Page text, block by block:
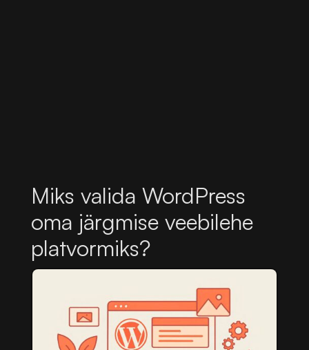
Miks valida WordPress
oma järgmise veebilehe
platvormiks?